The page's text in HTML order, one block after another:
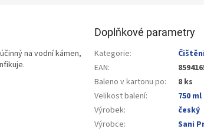
na vodní kámen,
Doplňkové parametry
Kategorie:
EAN:
Baleno v kartonu po:
8 ks
Velikost balení:
750 ml
Výrobek:
český
Výrobce: Sani